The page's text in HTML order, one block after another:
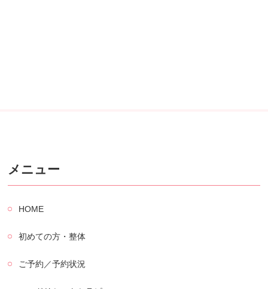
メニュー
HOME
初めての方・整体
ご予約／予約状況